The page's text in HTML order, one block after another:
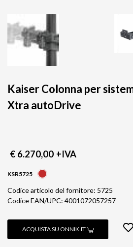
Kaiser Colonna per
Xtra autoDrive
€ 6.270,00 +IVA
KSR5725
Codice articolo del fornitore: 5725
Codice EAN/UPC: 4001072057257
ACQUISTA SU ONNIK.IT